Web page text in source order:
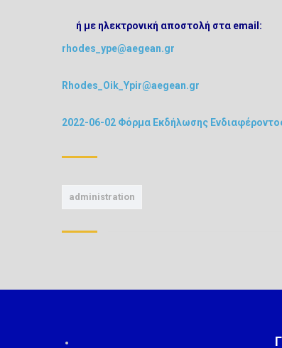
ή με ηλεκτρονική αποστολή στα email:
rhodes_ype@aegean.gr
Rhodes_Oik_Ypir@aegean.gr
2022-06-02 Φόρμα Εκδήλωσης
administration